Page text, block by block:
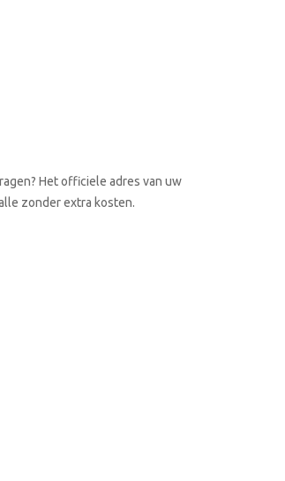
Het officiele adres van uw
zonder extra kosten.